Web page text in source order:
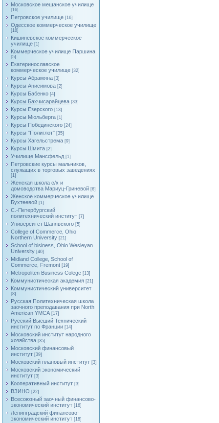
Московское мещанское училище
[16]
Петровское училище [16]
Одесское коммерческое училище
[18]
Кишиневское коммерческое
училище [1]
Коммерческое училище Паршина
[5]
Екатеринославское
коммерческое училище [32]
Курсы Абрамяна [3]
Курсы Анисимова [2]
Курсы Бабенко [4]
Курсы Бахчисарайцева [33]
Курсы Езерского [13]
Курсы Мюльберга [1]
Курсы Побединского [24]
Курсы "Полиглот" [35]
Курсы Хагельстрема [9]
Курсы Шмита [2]
Училище Мансфельд [1]
Петровские курсы мальчиков,
служащих в торговых заведениях
[1]
Женская школа с/х и
домоводства Мариуц-Гриневой [6]
Женское коммерческое училище
Бухтеевой [1]
С.-Петербургский
политехнический институт [7]
Университет Шанявского [5]
College of Commerce, Ohio
Northern University [21]
School of bisiness, Ohio Wesleyan
University [40]
Midland College, School of
Commerce, Fremont [19]
Metropoliten Business Colege [13]
Коммунистическая академия [21]
Коммунистический университет
[8]
Русская Политехническая школа
заочного преподавания при North
American YMCA [17]
Русский Высший Технический
институт по Франции [14]
Московский институт народного
хозяйства [35]
Московский финансовый
институт [39]
Московский плановый институт [3]
Московский экономический
институт [3]
Кооперативный институт [3]
ВЗИНО [22]
Всесоюзный заочный финансово-
экономический институт [16]
Ленинградский финансово-
экономический институт [18]